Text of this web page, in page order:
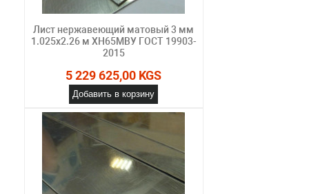
Лист нержавеющий матовый 3 мм
1.025х2.26 м ХН65МВУ ГОСТ 19903-
2015
5 229 625,00 KGS
Добавить в корзину